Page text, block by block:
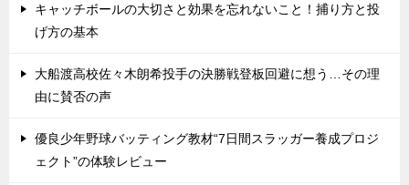
キャッチボールの大切さと効果を忘れないこと！捕り方と投
げ方の基本
大船渡高校佐々木朗希投手の決勝戦登板回避に想う…その理
由に賛否の声
優良少年野球バッティング教材“7日間スラッガー養成プロジ
ェクト”の体験レビュー